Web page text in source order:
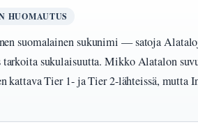
HUOMAUTUS
suomalainen sukunimi — satoja
tarkoita sukulaisuutta. Mikko Alatalon
kattava Tier 1- ja Tier 2-lähteissä, mutta